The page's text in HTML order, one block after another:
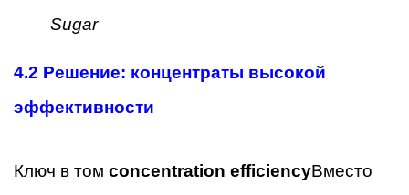
Sugar
4.2 Решение: концентраты высокой
эффективности
Ключ в том concentration efficiencyВместо